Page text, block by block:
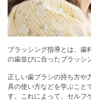
ブラッシング指導とは、歯
の歯並びに合ったブラッシ
正しい歯ブラシの持ち方や
具の使い方などを学ぶこと
す。これによって、セルフ